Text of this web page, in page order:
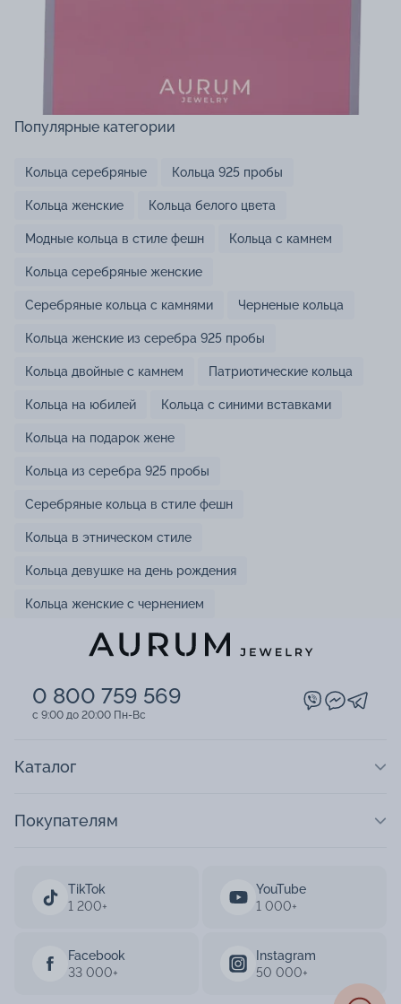
Популярные категории
Кольца серебряные Кольца 925 пробы
Кольца женские Кольца белого цвета
Модные кольца в стиле фешн Кольца с камнем
Кольца серебряные женские
Серебряные кольца с камнями Черненые кольца
Кольца женские из серебра 925 пробы
Кольца двойные с камнем Патриотические кольца
Кольца на юбилей Кольца с синими вставками
Кольца на подарок жене
Кольца из серебра 925 пробы
Серебряные кольца в стиле фешн
Кольца в этническом стиле
Кольца девушке на день рождения
Кольца женские с чернением
0 800 759 569
c 9:00 до 20:00 Пн-Вс
TikTok
1 200+
YouTube
1 000+
Facebook
33 000+
Instagram
50 000+
Каталог
Покупателям